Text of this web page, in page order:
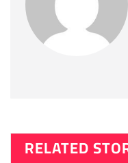
RELATED